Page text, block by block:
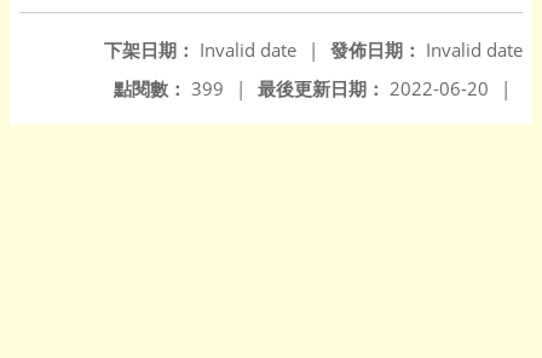
發佈日期： Invalid date
下架日期： Invalid date
|
最後更新日期： 2022-06-20 |
點閱數： 399 |